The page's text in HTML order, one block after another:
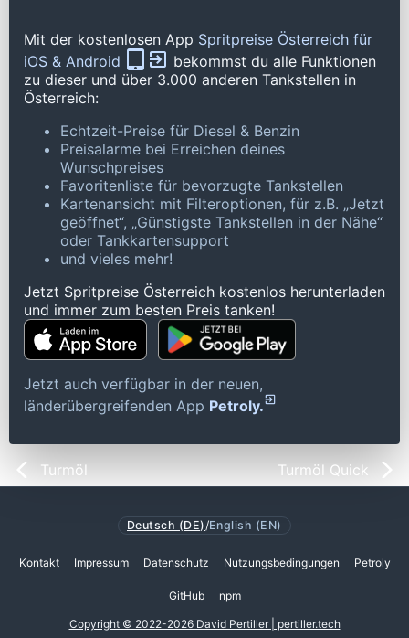
Mit der kostenlosen App Spritpreise Österreich für
iOS & Android
bekommst du alle Funktionen
zu dieser und über 3.000 anderen Tankstellen in
Österreich:
Echtzeit-Preise für Diesel & Benzin
Preisalarme bei Erreichen deines
Wunschpreises
Favoritenliste für bevorzugte Tankstellen
Kartenansicht mit Filteroptionen, für z.B. „Jetzt
geöffnet“, „Günstigste Tankstellen in der Nähe“
oder Tankkartensupport
und vieles mehr!
Jetzt Spritpreise Österreich kostenlos herunterladen
und immer zum besten Preis tanken!
Jetzt auch verfügbar in der neuen,
länderübergreifenden App Petroly.
Turmöl Turmöl Quick
Deutsch (DE)/English (EN)
Kontakt Impressum Datenschutz Nutzungsbedingungen Petroly
GitHub npm
Copyright © 2022-2026 David Pertiller | pertiller.tech